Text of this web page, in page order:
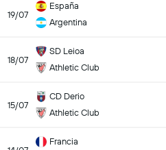
19/07
España
Argentina
18/07
SD Leioa
Athletic Club
15/07
CD Derio
Athletic Club
Francia